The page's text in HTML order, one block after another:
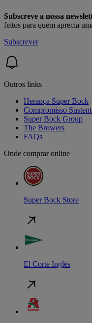
Subscreve a nossa
feitos para quem aprecia
Subscrever
Outros links
Herança Super Bock
Compromisso
Super Bock Group
The Browers
FAQs
Onde comprar online
Super Bock Store
El Corte Inglés